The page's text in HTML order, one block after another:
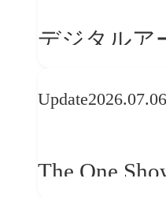
デジタルア
ークフロー
Update2026.07.06
The One